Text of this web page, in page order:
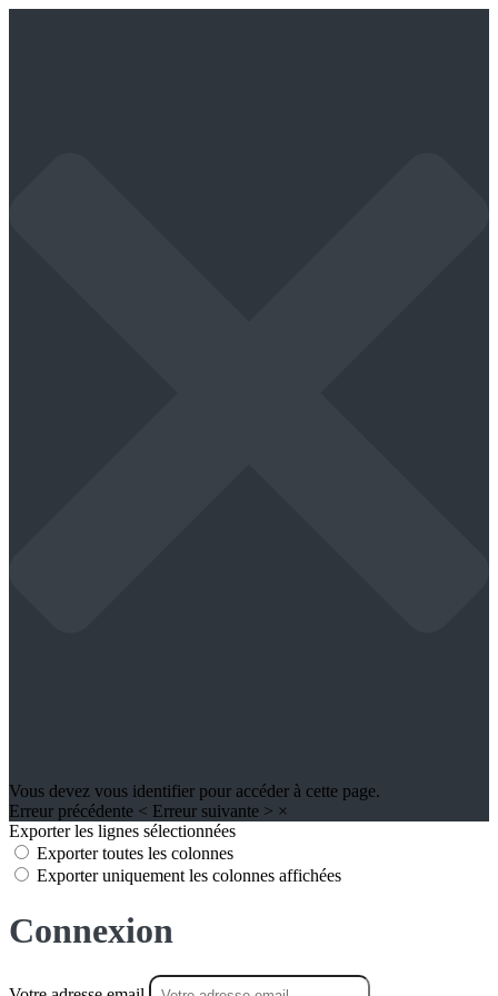
Vous devez vous identifier pour accéder à cette page.
Erreur précédente < Erreur suivante > ×
Exporter les lignes sélectionnées
Exporter toutes les colonnes
Exporter uniquement les colonnes affichées
Connexion